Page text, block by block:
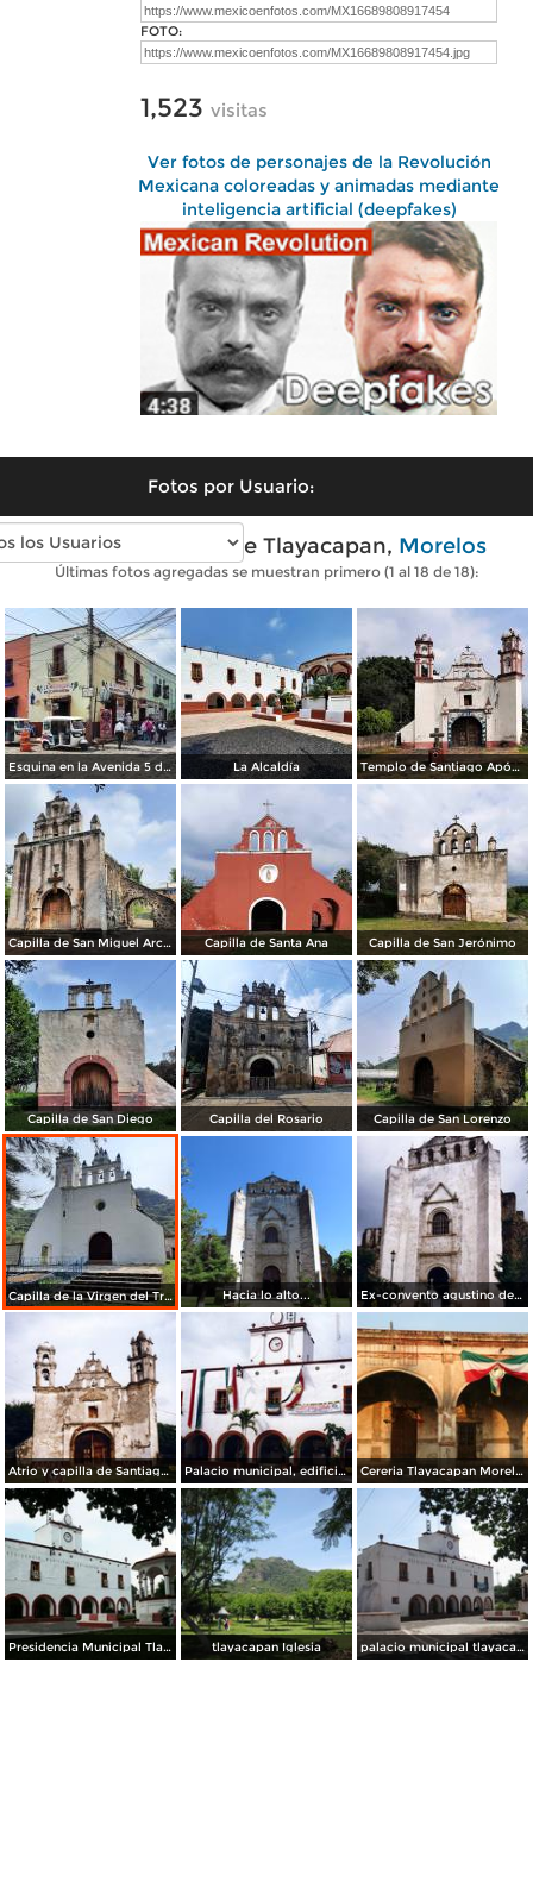
FOTO:
1,523 visitas
Ver fotos de personajes de la Revolución
Mexicana coloreadas y animadas mediante
inteligencia artificial (deepfakes)
Fotos por Usuario:
Fotos modernas de Tlayacapan, Morelos
Últimas fotos agregadas se muestran primero (1 al 18 de 18):
Esquina en la Avenida 5 de Mayo La Alcaldía Templo de Santiago Apóstol
Capilla de San Miguel Arcángel Capilla de Santa Ana Capilla de San Jerónimo
Capilla de San Diego Capilla del Rosario Capilla de San Lorenzo
Capilla de la Virgen del Tránsito Hacia lo alto... Ex-convento agustino de San Juán Bautista, siglo XVI. Tlayacapan, Morelos
Atrio y capilla de Santiago de estilo barroco, siglo XVI. Tlayacapan, Morelos Palacio municipal, edificio del siglo XVI. Tlayacapan, Morelos Cereria Tlayacapan Morelos
Presidencia Municipal Tlayacapan Morelos tlayacapan Iglesia palacio municipal tlayacapan